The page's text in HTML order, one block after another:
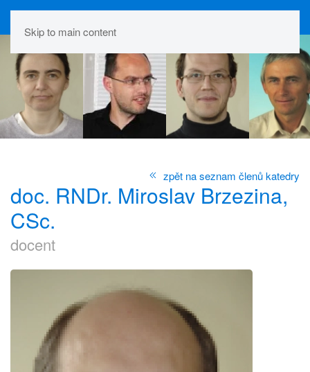
Skip to main content
zpět na seznam členů katedry
doc. RNDr. Miroslav Brzezina,
CSc.
docent